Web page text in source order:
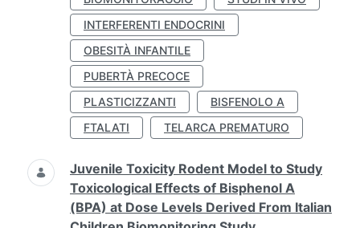
INTERFERENTI ENDOCRINI
OBESITÀ INFANTILE
PUBERTÀ PRECOCE
PLASTICIZZANTI
BISFENOLO A
FTALATI
TELARCA PREMATURO
Juvenile Toxicity Rodent Model to Study
Toxicological Effects of Bisphenol A
(BPA) at Dose Levels Derived From Italian